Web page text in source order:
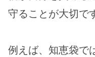
守ることが大切で
例えば、知恵袋で